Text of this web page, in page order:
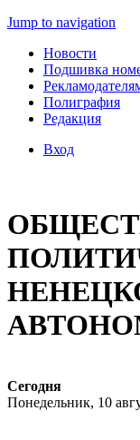
Jump to navigation
Новости
Подшивка
Полиграфия
Редакция
Вход
Сегодня
Понедельник, 10